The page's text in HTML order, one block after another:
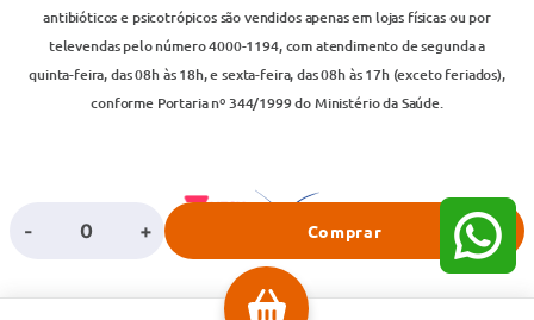
- + Comprar
antibióticos e psicotrópicos são vendidos apenas em lojas físicas ou por
televendas pelo número 4000-1194, com atendimento de segunda a
quinta-feira, das 08h às 18h, e sexta-feira, das 08h às 17h (exceto feriados),
conforme Portaria nº 344/1999 do Ministério da Saúde.